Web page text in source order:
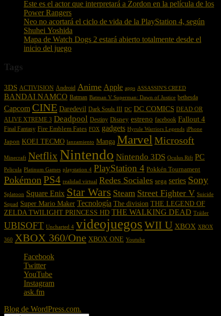
Este es el actor que interpretará a Zordon en la película de los
Power Rangers
Neo no acortará el ciclo de vida de la PlayStation 4, según
Shuhei Yoshida
Mapa de Watch Dogs 2 estará abierto totalmente desde el
inicio del juego
Tags
3DS ACTIVISION Android Anime Apple apps ASSASSIN'S CREED
BANDAI NAMCO Batman Batman V Superman: Dawn of Justice bethesda
Capcom CINE Daredevil Dark Souls III DC DC COMICS DEAD OR
ALIVE XTREME 3 Deadpool Destiny Disney estreno facebook Fallout 4
Final Fantasy Fire Emblem Fates FOX gadgets Hyrule Warriors Legends iPhone
Japon KOEI TECMO lanzamiento Manga Marvel Microsoft
Minecraft Netflix Nintendo Nintendo 3DS Oculus Rift PC
Pelicula Platinum Games playstation 4 PlayStation 4 Pokkén Tournament
Pokémon PS4 realidad virtual Redes Sociales sega series Sony
Splatoon Square Enix Star Wars Steam Street Fighter V Suicide
Squad Super Mario Maker Tecnología The division THE LEGEND OF
ZELDA TWILIGHT PRINCESS HD THE WALKING DEAD Tráiler
UBISOFT Uncharted 4 videojuegos WII U XBOX XBOX
360 XBOX 360/One XBOX ONE Youtube
Facebook
Twitter
YouTube
Instagram
ask.fm
Blog de WordPress.com.